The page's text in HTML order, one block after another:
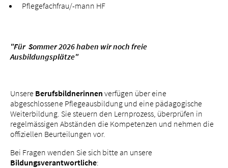
Standorte
bei uns arbeiten
Pflegefachfrau/-mann HF
"Für Sommer 2026 haben wir noch freie
Ausbildungsplätze"
Unsere Berufsbildnerinnen verfügen über eine
abgeschlossene Pflegeausbildung und eine pädagogische
Weiterbildung. Sie steuern den Lernprozess, überprüfen in
regelmässigen Abständen die Kompetenzen und nehmen die
offiziellen Beurteilungen vor.
Bei Fragen wenden Sie sich bitte an unsere
Bildungsverantwortliche: